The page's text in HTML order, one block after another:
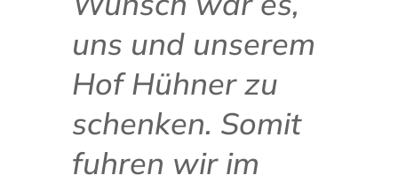
uns und unserem
Hof Hühner zu
schenken. Somit
fuhren wir im